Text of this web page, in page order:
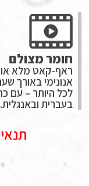
חומר מצולם
ראף-קאט מלא
אנונימי באורך
לכל היותר – עם
בעברית ובאנגלית.